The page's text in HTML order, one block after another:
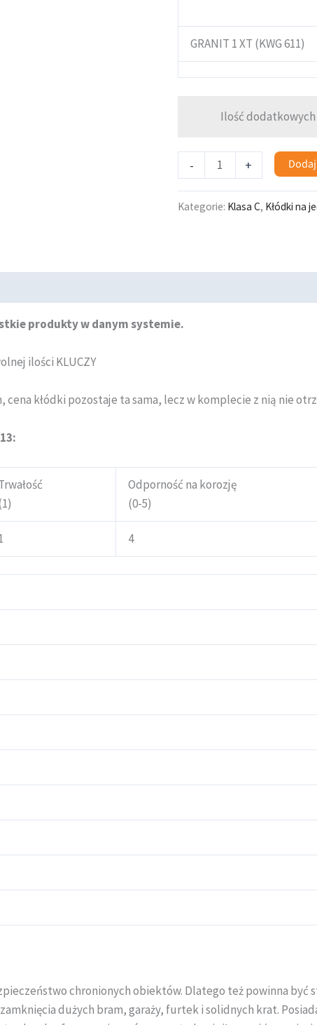
GRANIT 1 XT (KWG 611)
Ilość
- +
Kategorie: Klasa C, Kłódki na
produkty w danym systemie.
ilości KLUCZY
kłódki pozostaje ta sama, lecz w komplecie z nią nie
Odporność na korozję
(0-5)
4
chronionych obiektów. Dlatego też powinna
dużych bram, garaży, furtek i solidnych krat.